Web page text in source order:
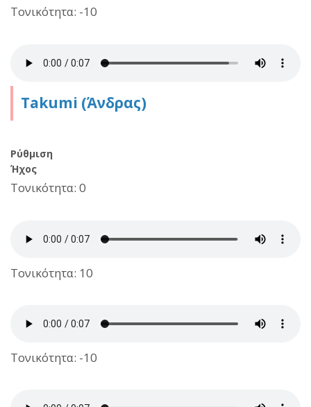
Τονικότητα: -10
Takumi (Άνδρας)
Ρύθμιση
Ήχος
Τονικότητα: 0
Τονικότητα: 10
Τονικότητα: -10